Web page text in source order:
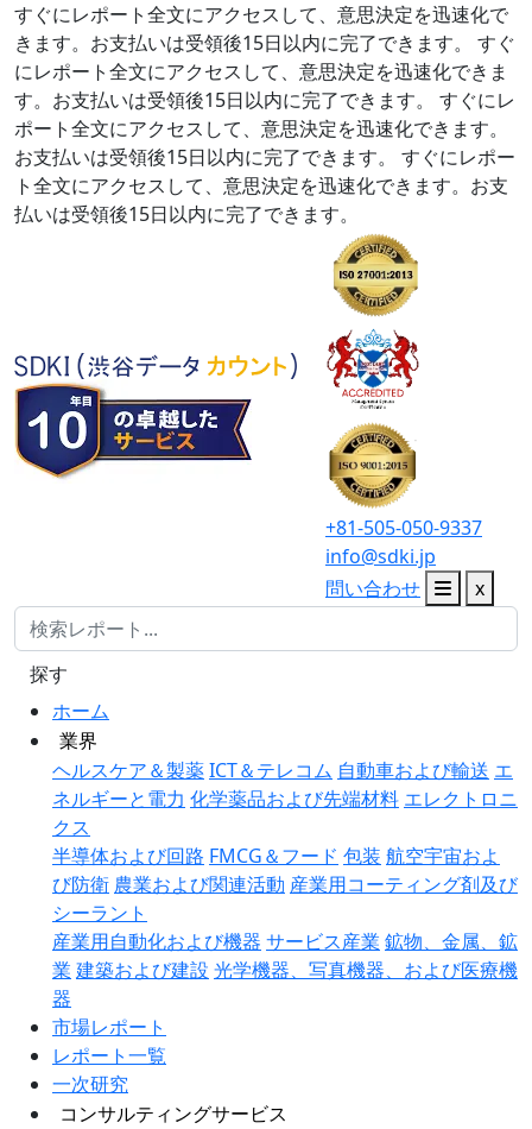
すぐにレポート全文にアクセスして、意思決定を迅速化で
きます。お支払いは受領後15日以内に完了できます。
すぐ
にレポート全文にアクセスして、意思決定を迅速化できま
す。お支払いは受領後15日以内に完了できます。
すぐにレ
ポート全文にアクセスして、意思決定を迅速化できます。
お支払いは受領後15日以内に完了できます。
すぐにレポー
ト全文にアクセスして、意思決定を迅速化できます。お支
払いは受領後15日以内に完了できます。
+81-505-050-9337
info@sdki.jp
問い合わせ
x
ホーム
業界
ヘルスケア＆製薬ICT＆テレコム 自動車および輸送 エ
ネルギーと電力 化学薬品および先端材料 エレクトロニ
クス
半導体および回路 FMCG＆フード 包装 航空宇宙およ
び防衛 農業および関連活動 産業用コーティング剤及び
シーラント
産業用自動化および機器 サービス産業 鉱物、金属、鉱
業 建築および建設 光学機器、写真機器、および医療機
器
市場レポート
レポート一覧
一次研究
コンサルティングサービス
探す